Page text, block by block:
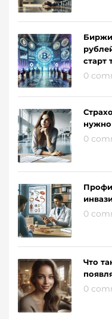
старт
0
нужно
0
0
Что
0